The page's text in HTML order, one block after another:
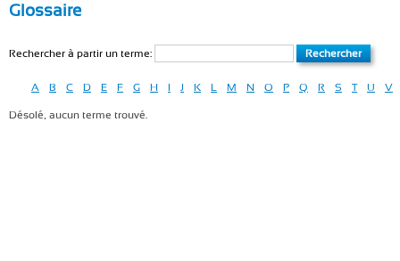
Glossaire
Rechercher à partir un terme:
A B C D E F G H I J K L M N O P Q R S T U V
Désolé, aucun terme trouvé.